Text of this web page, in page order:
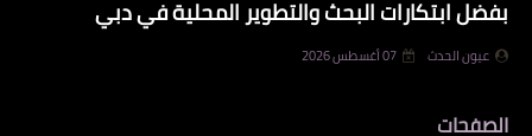
بفضل ابتكارات البحث والتطوير المحلية في دبي
عيون الحدث 07 أغسطس 2026
الصفحات